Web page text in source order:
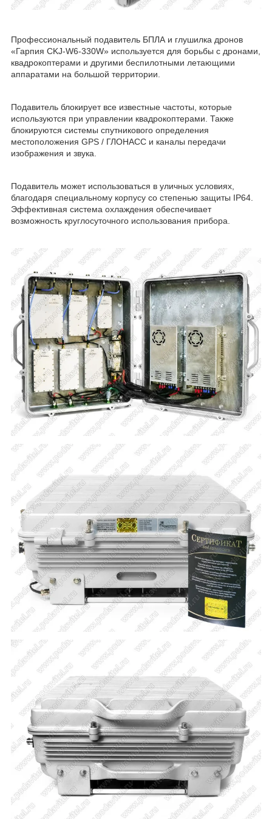
Профессиональный подавитель БПЛА и глушилка дронов
«Гарпия CKJ-W6-330W» используется для борьбы с дронами,
квадрокоптерами и другими беспилотными летающими
аппаратами на большой территории.
Подавитель блокирует все известные частоты, которые
используются при управлении квадрокоптерами. Также
блокируются системы спутникового определения
местоположения GPS / ГЛОНАСС и каналы передачи
изображения и звука.
Подавитель может использоваться в уличных условиях,
благодаря специальному корпусу со степенью защиты IP64.
Эффективная система охлаждения обеспечивает
возможность круглосуточного использования прибора.